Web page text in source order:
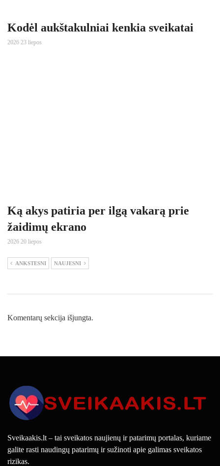
Kodėl aukštakulniai kenkia sveikatai
2026 23 liepos
Ką akys patiria per ilgą vakarą prie
žaidimų ekrano
2026 20 liepos
ANKSTESNI NAUJESNI
Komentarų sekcija išjungta.
Sveikaakis.lt – tai sveikatos naujienų ir patarimų portalas, kuriame
galite rasti naudingų patarimų ir sužinoti apie galimas sveikatos
rizikas.